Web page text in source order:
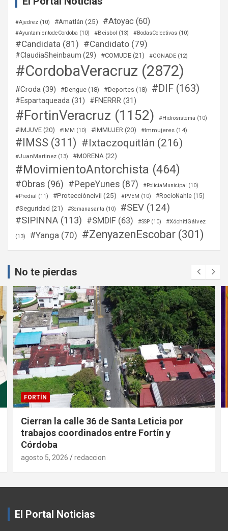
#Ajedrez (10) #Amatlán (25) #Atoyac (60)
#AyuntamientodeCordoba (10) #Beisbol (13) #BodasColectivas (10)
#Candidata (81) #Candidato (79)
#ClaudiaSheinbaum (29) #COMUDE (21) #CONADE (12)
#CordobaVeracruz (2872)
#Croda (39) #Dengue (18) #Deportes (18) #DIF (163)
#Espartaqueada (31) #FNERRR (31)
#FortinVeracruz (1152) #Hidrosistema (10)
#IMJUVE (20) #IMM (10) #IMMUJER (20) #Immujeres (14)
#IMSS (311) #Ixtaczoquitlán (216)
#JuanMartinez (13) #MORENA (22)
#MovimientoAntorchista (464)
#Obras (96) #PepeYunes (87) #PoliciaMunicipal
(10)
#Predial
(11) #Proteccióncivil (25) #PVEM (10) #RocíoNahle (15)
#Seguridad (21) #Semanasanta (10) #SEV (124)
#SIPINNA (113) #SMDIF (63) #SSP (10) #XóchitlGálvez
(13) #Yanga (70) #ZenyazenEscobar (301)
No te pierdas
FORTÍN
Cierran la calle 36 de Santa Leticia por
trabajos coordinados entre Fortín y
Córdoba
agosto 5, 2026 redaccion
El Portal Noticias